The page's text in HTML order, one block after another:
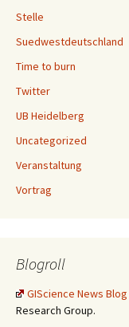
Stelle
Suedwestdeutschland
Time to burn
Twitter
UB Heidelberg
Uncategorized
Veranstaltung
Vortrag
Blogroll
GIScience News Blog
Research Group.